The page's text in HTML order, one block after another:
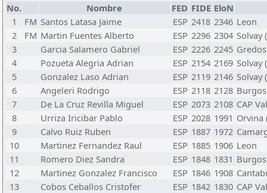
No. Nombre FED FIDE EloN
1
FM Santos Latasa Jaime ESP 2418 2346 Leon
2
FM Martin Fuentes Alberto ESP 2296 2304 Solvay
3
Garcia Salamero Gabriel ESP 2226 2245
4
Pozueta Alegria Adrian ESP 2154 2169 Solvay
5
Gonzalez Laso Adrian ESP 2119 2146 Solvay
6
Angeleri Rodrigo ESP 2118 2128 Burgos
7
De La Cruz Revilla Miguel ESP 2073 2108 CAP
8
Urriza Iricibar Pablo ESP 2028 1991 Orvina
9
Calvo Ruiz Ruben ESP 1887 1972
10
Martinez Fernandez Raul ESP 1885 1906 Leon
11
Romero Diez Sandra ESP 1848 1831 Burgos
12
Martinez Gonzalez Francisco ESP 1846 1908
13
Cobos Ceballos Cristofer ESP 1842 1830 CAP